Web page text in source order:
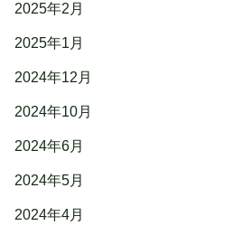
2025年2月
2025年1月
2024年12月
2024年10月
2024年6月
2024年5月
2024年4月